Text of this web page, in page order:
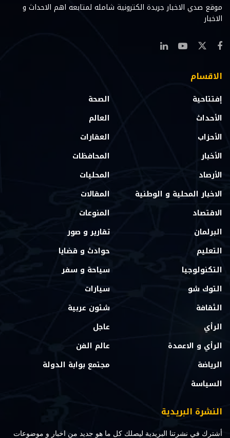
موقع صدي الاخبار جريدة الكترونية شامله لمتابعه اهم الاحداث و
الاخبار
الاقسام
إفتتاحية
الأحداث
الأحزاب
الأخبار
الأرصاد
الاخبار المحلية و الوطنية
الاقتصاد
البرلمان
التعليم
التكنولوجيا
التوك شو
الثقافة
الرأي
الرأي و الاعمدة
الرياضة
السياسة
الصحة
العالم
العقارات
المحافظات
المحليات
المقالات
المنوعات
تقارير و صور
حوادث و قضايا
سياحة و سفر
سيارات
شئون عربية
عاجل
عالم الفن
مجتمع بوابة الدولة
النشرة البريدية
أشترك في نشرتنا البريدية ليصلك كل ما هو جديد من اخبار و موضوعات